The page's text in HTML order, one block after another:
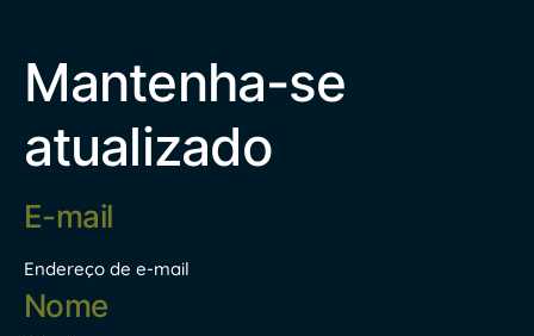
Mantenha-se
atualizado
Endereço
de
mail*
Endereço de e-mail
Nome